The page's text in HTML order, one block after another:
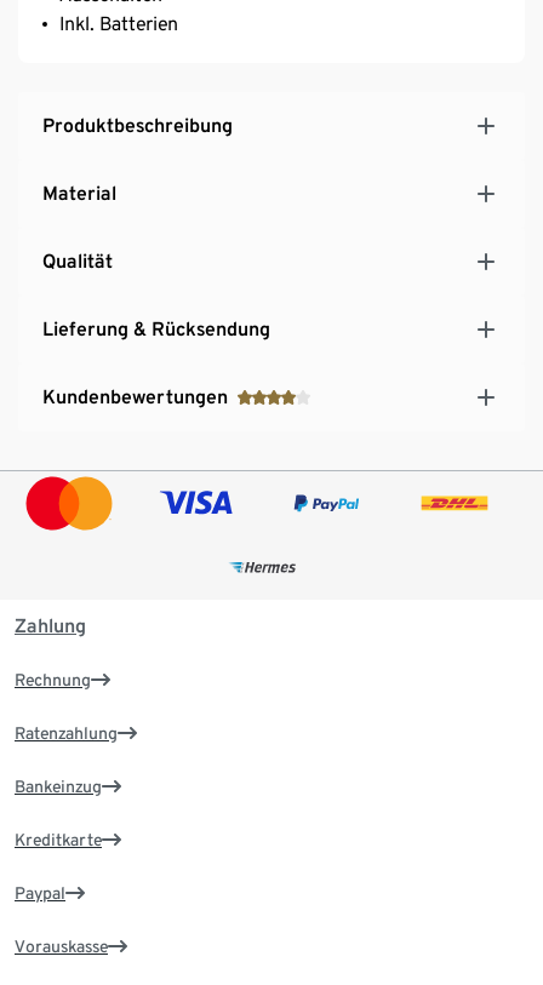
Inkl. Batterien
Produktbeschreibung
Material
Qualität
Lieferung & Rücksendung
Kundenbewertungen
Zahlung
Rechnung
Ratenzahlung
Bankeinzug
Kreditkarte
Paypal
Vorauskasse